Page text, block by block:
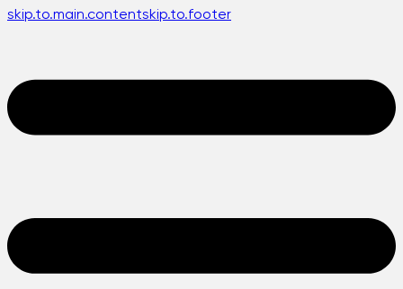
skip.to.main.contentskip.to.footer